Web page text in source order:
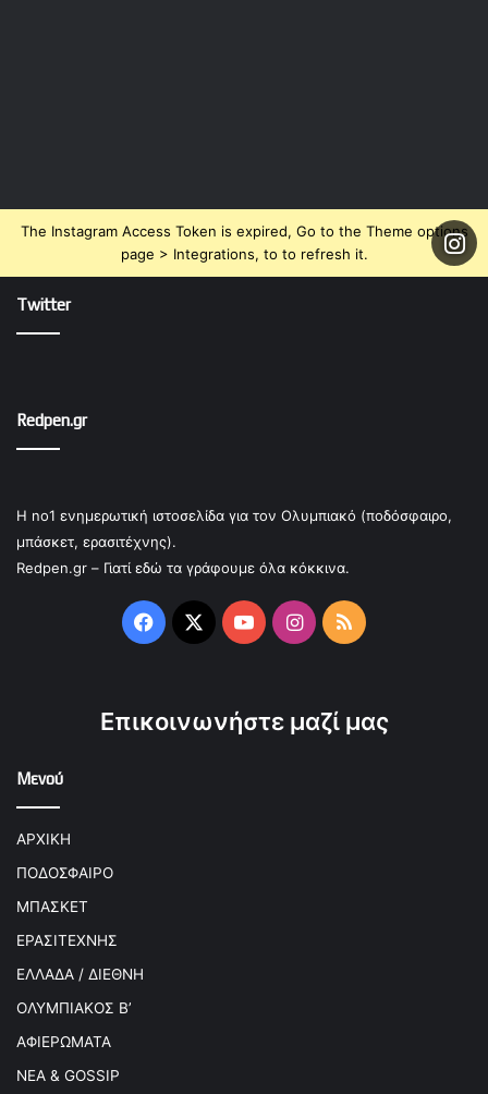
The Instagram Access Token is expired, Go to the Theme options
page > Integrations, to to refresh it.
Twitter
Redpen.gr
Η no1 ενημερωτική ιστοσελίδα για τον Ολυμπιακό (ποδόσφαιρο,
μπάσκετ, ερασιτέχνης).
Redpen.gr – Γιατί εδώ τα γράφουμε όλα κόκκινα.
Facebook
X YouTubeInstagram
RSS
Επικοινωνήστε μαζί μας
Μενού
ΑΡΧΙΚΗ
ΠΟΔΟΣΦΑΙΡΟ
ΜΠΑΣΚΕΤ
ΕΡΑΣΙΤΕΧΝΗΣ
ΕΛΛΑΔΑ / ΔΙΕΘΝΗ
ΟΛΥΜΠΙΑΚΟΣ Β’
ΑΦΙΕΡΩΜΑΤΑ
ΝΕΑ & GOSSIP